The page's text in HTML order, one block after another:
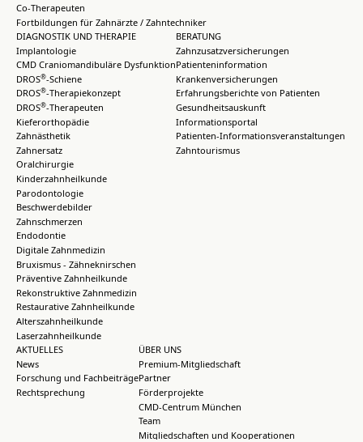
Co-Therapeuten
Fortbildungen für Zahnärzte / Zahntechniker
DIAGNOSTIK UND THERAPIE
Implantologie
CMD Craniomandibuläre Dysfunktion
DROS®-Schiene
DROS®-Therapiekonzept
DROS®-Therapeuten
Kieferorthopädie
Zahnästhetik
Zahnersatz
Oralchirurgie
Kinderzahnheilkunde
Parodontologie
Beschwerdebilder
Zahnschmerzen
Endodontie
Digitale Zahnmedizin
Bruxismus - Zähneknirschen
Präventive Zahnheilkunde
Rekonstruktive Zahnmedizin
Restaurative Zahnheilkunde
Alterszahnheilkunde
Laserzahnheilkunde
BERATUNG
Zahnzusatzversicherungen
Patienteninformation
Krankenversicherungen
Erfahrungsberichte von Patienten
Gesundheitsauskunft
Informationsportal
Patienten-Informationsveranstaltungen
Zahntourismus
AKTUELLES
News
Forschung und Fachbeiträge
Rechtsprechung
ÜBER UNS
Premium-Mitgliedschaft
Partner
Förderprojekte
CMD-Centrum München
Team
Mitgliedschaften und Kooperationen